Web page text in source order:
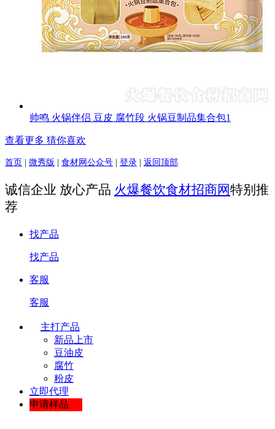
帅鸣 火锅伴侣 豆皮 腐竹段 火锅豆制品集合包1
查看更多 猜你喜欢
首页 微秀版 食材网公众号 登录 返回顶部
诚信企业 放心产品 火爆餐饮食材招商网特别推
荐
找产品
找产品
客服
客服
主打产品
新品上市
豆油皮
腐竹
粉皮
立即代理
申请样品